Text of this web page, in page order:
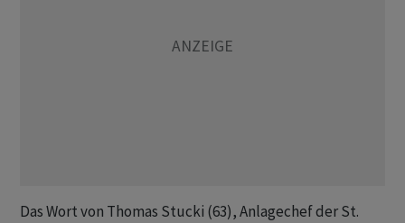
Das Wort von Thomas Stucki (63), Anlagechef der St.